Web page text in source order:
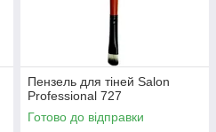
Пензель для тіней Salon
Professional 727
Готово до відправки